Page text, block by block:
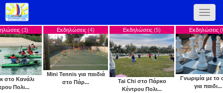
Toggle
Εκδηλώσεις
Mini Tennis για παιδιά
στο Πάρ...
Εκδηλώσεις
Tai Chi στο Πάρκο
Κέντρου Πολι...
Εκδηλώσεις
Γνωριμία με το σκάκι
για παιδι...